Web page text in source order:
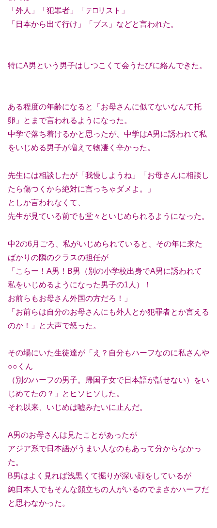
「外人」「犯罪者」「テ□リスト」
「日本から出て行け」「ブス」などと言われた。
特にA男という男子はしつこくて会うたびに絡んできた。
ある程度の年齢になると「お母さんに似てないなんて托
卵」とまで言われるようになった。
中学で落ち着けるかと思ったが、中学はA男に誘われて私
をいじめる男子が増えて物凄く辛かった。
先生には相談したが「我慢しようね」「お母さんに相談し
たら傷つくから絶対に言っちゃダメよ。」
としか言われなくて、
先生が見ている前でも堂々といじめられるようになった。
中2の6月ごろ、私がいじめられていると、その年に来た
ばかりの隣のクラスの担任が
「こらー！A男！B男（別の小学校出身でA男に誘われて
私をいじめるようになった男子の1人）！
お前らもお母さん外国の方だろ！」
「お前らは自分のお母さんにも外人とか犯罪者とか言える
のか！」と大声で怒った。
その場にいた生徒達が「え？自分もハーフなのに私さんや
○○くん
（別のハーフの男子。帰国子女で日本語が話せない）をい
じめてたの？」とヒソヒソした。
それ以来、いじめは嘘みたいに止んだ。
A男のお母さんは見たことがあったが
アジア系で日本語がうまい人なのもあって分からなかっ
た。
B男はよく見れば浅黒くて掘りが深い顔をしているが
純日本人でもそんな顔立ちの人がいるのでまさかハーフだ
と思わなかった。